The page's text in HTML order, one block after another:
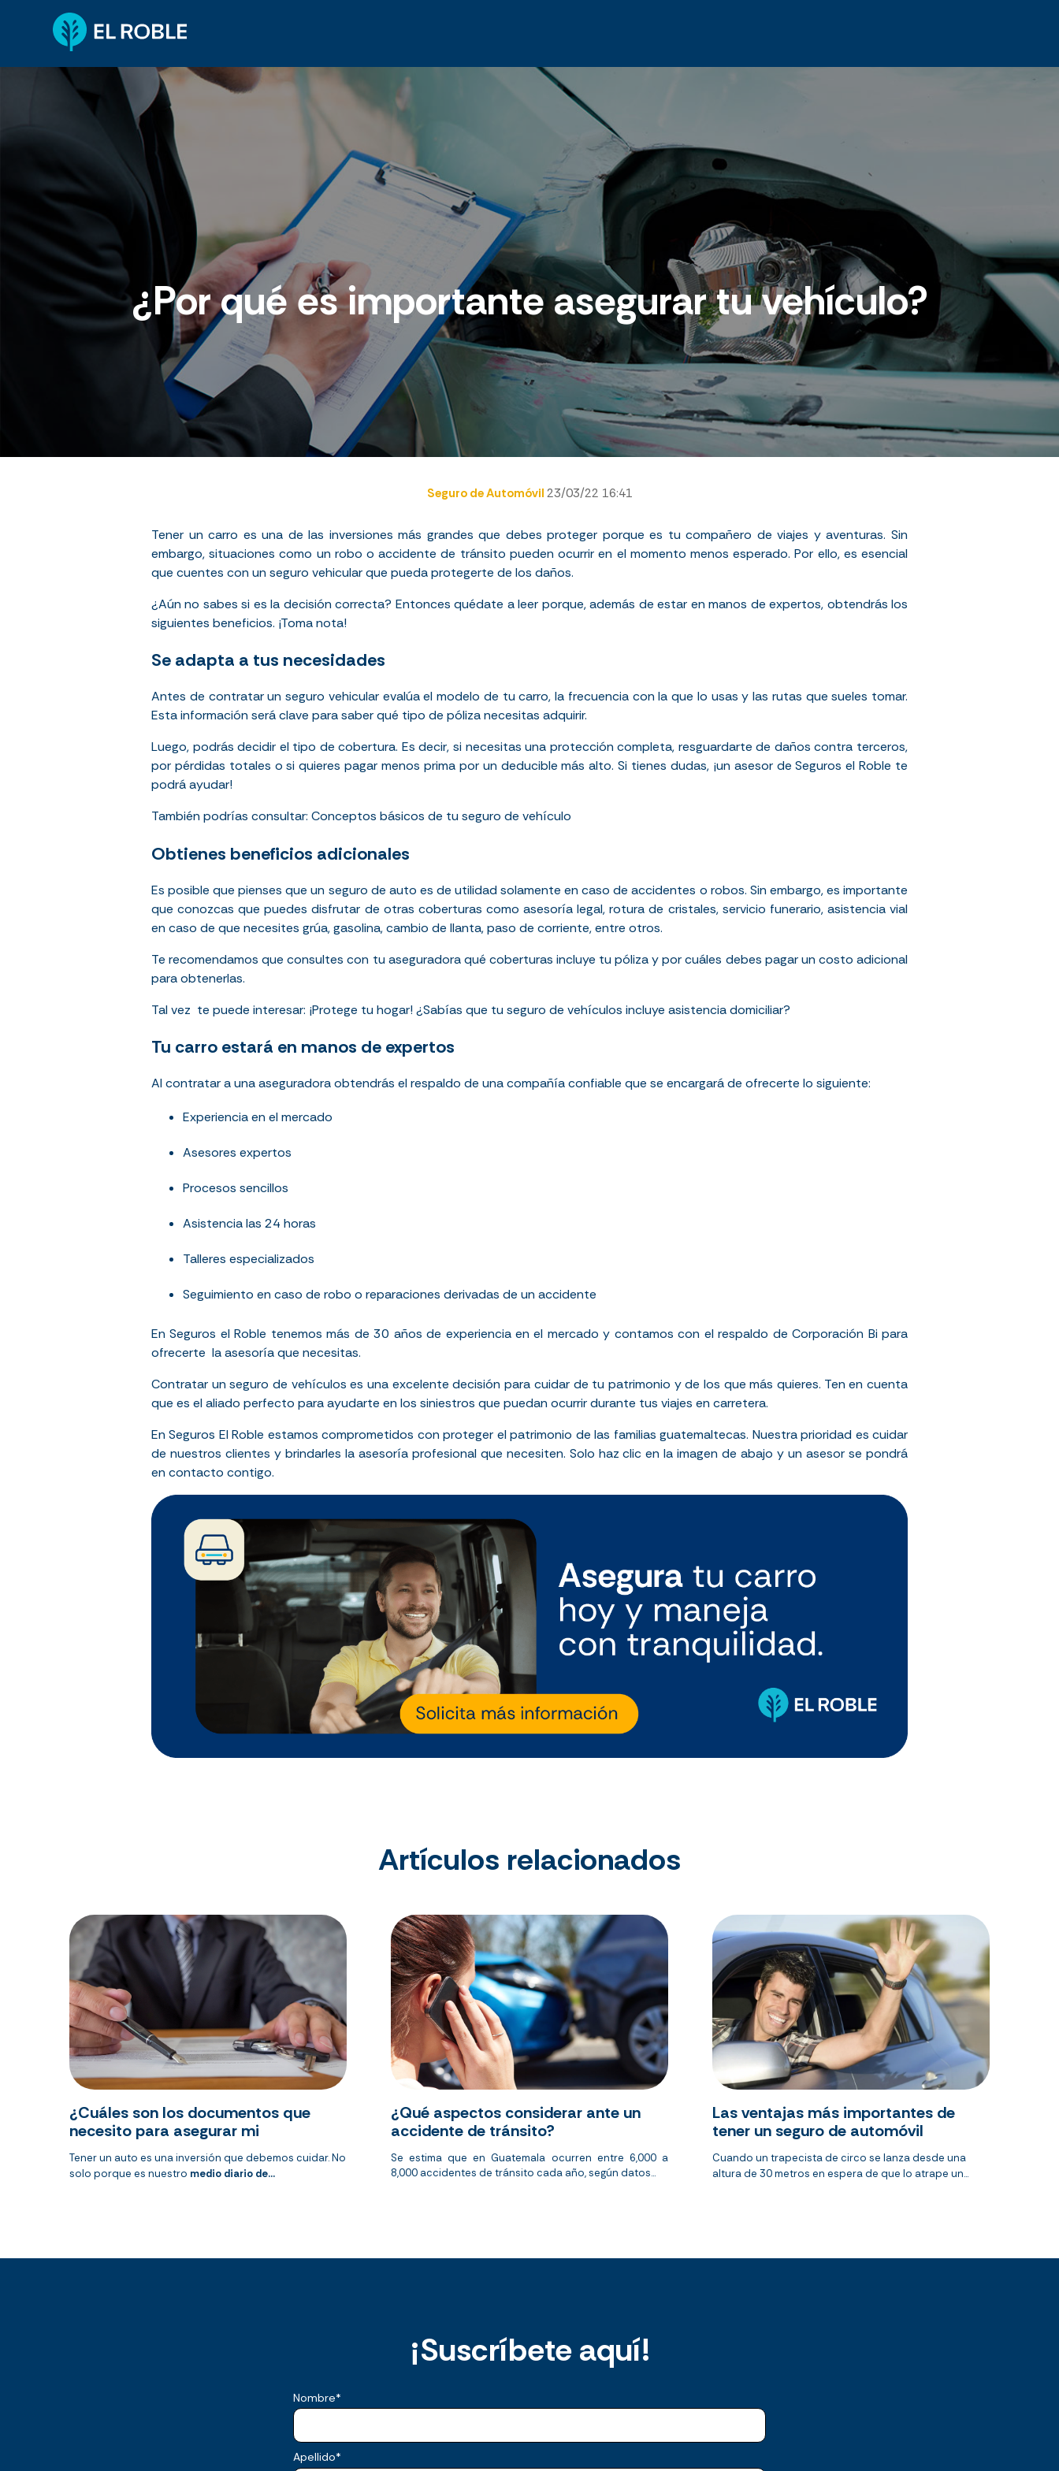
¿Por qué es importante asegurar tu vehículo?
Seguro de Automóvil 23/03/22 16:41
Tener un carro es una de las inversiones más grandes que debes proteger porque es tu compañero de viajes y aventuras. Sin
embargo, situaciones como un robo o accidente de tránsito pueden ocurrir en el momento menos esperado. Por ello, es esencial
que cuentes con un seguro vehicular que pueda protegerte de los daños.
¿Aún no sabes si es la decisión correcta? Entonces quédate a leer porque, además de estar en manos de expertos, obtendrás los
siguientes beneficios. ¡Toma nota!
Se adapta a tus necesidades
Antes de contratar un seguro vehicular evalúa el modelo de tu carro, la frecuencia con la que lo usas y las rutas que sueles tomar.
Esta información será clave para saber qué tipo de póliza necesitas adquirir.
Luego, podrás decidir el tipo de cobertura. Es decir, si necesitas una protección completa, resguardarte de daños contra terceros,
por pérdidas totales o si quieres pagar menos prima por un deducible más alto. Si tienes dudas, ¡un asesor de Seguros el Roble te
podrá ayudar!
También podrías consultar: Conceptos básicos de tu seguro de vehículo
Obtienes beneficios adicionales
Es posible que pienses que un seguro de auto es de utilidad solamente en caso de accidentes o robos. Sin embargo, es importante
que conozcas que puedes disfrutar de otras coberturas comoasesoría legal, rotura de cristales, servicio funerario, asistencia vial
en caso de que necesites grúa, gasolina, cambio de llanta, paso de corriente, entre otros.
Te recomendamos que consultes con tu aseguradora qué coberturas incluye tu póliza y por cuáles debes pagar un costo adicional
para obtenerlas.
Tal vez te puede interesar: ¡Protege tu hogar! ¿Sabías que tu seguro de vehículos incluye asistencia domiciliar?
Tu carro estará en manos de expertos
Al contratar a una aseguradora obtendrás el respaldo de una compañía confiable que se encargará de ofrecerte lo siguiente:
Experiencia en el mercado
Asesores expertos
Procesos sencillos
Asistencia las 24 horas
Talleres especializados
Seguimiento en caso de robo o reparaciones derivadas de un accidente
En Seguros el Roble tenemos más de 30 años de experiencia en el mercado y contamos con el respaldo de Corporación Bi para
ofrecerte la asesoría que necesitas.
Contratar un seguro de vehículos es una excelente decisión para cuidar de tu patrimonio y de los que más quieres. Ten en cuenta
que es el aliado perfecto para ayudarte en los siniestros que puedan ocurrir durante tus viajes en carretera.
En Seguros El Roble estamos comprometidos con proteger el patrimonio de las familias guatemaltecas. Nuestra prioridad es cuidar
de nuestros clientes y brindarles la asesoría profesional que necesiten. Solo haz clic en la imagen de abajo y un asesor se pondrá
en contacto contigo.
Artículos relacionados
¿Cuáles son los documentos que
necesito para asegurar mi
Tener un auto es una inversión que debemos cuidar. No
solo porque es nuestro medio diario de...
¿Qué aspectos considerar ante un
accidente de tránsito?
Se estima que en Guatemala ocurren entre 6,000 a
8,000 accidentes de tránsito cada año, según datos...
Las ventajas más importantes de
tener un seguro de automóvil
Cuando un trapecista de circo se lanza desde una
altura de 30 metros en espera de que lo atrape un...
¡Suscríbete aquí!
Nombre*
Apellido*